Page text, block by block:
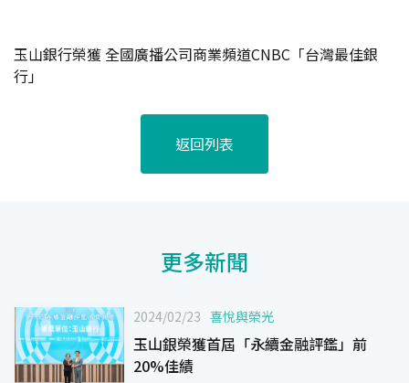
玉山銀行榮獲 全國廣播公司商業頻道CNBC「台灣最佳銀
行」
返回列表
更多新聞
2024/02/23 喜悅與榮光
玉山銀榮獲首屆「永續金融評鑑」前
20%佳績